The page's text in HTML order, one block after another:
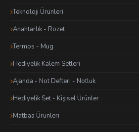
Teknoloji Ürünleri
Anahtarlık - Rozet
Termos - Mug
Hediyelik Kalem Setleri
Ajanda - Not Defteri - Notluk
Hediyelik Set - Kişisel Ürünler
Matbaa Ürünleri